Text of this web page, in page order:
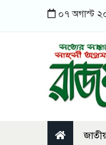
০৭ অগাস্ট